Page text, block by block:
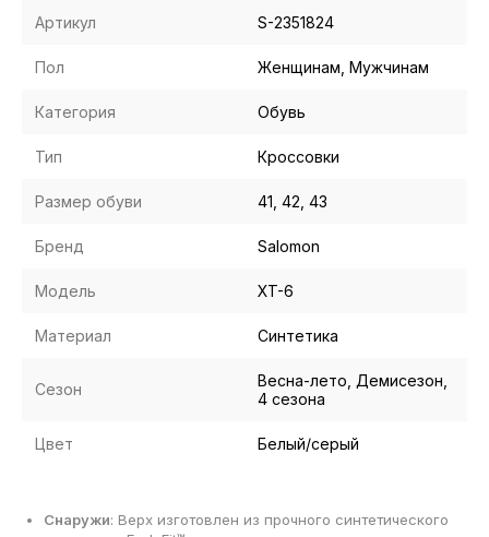
Артикул S-2351824
Пол Женщинам, Мужчинам
Категория Обувь
Тип Кроссовки
Размер обуви 41, 42, 43
Бренд Salomon
Модель XT-6
Материал Синтетика
Сезон
Весна-лето, Демисезон,
4 сезона
Цвет Белый/серый
Снаружи: Верх изготовлен из прочного синтетического